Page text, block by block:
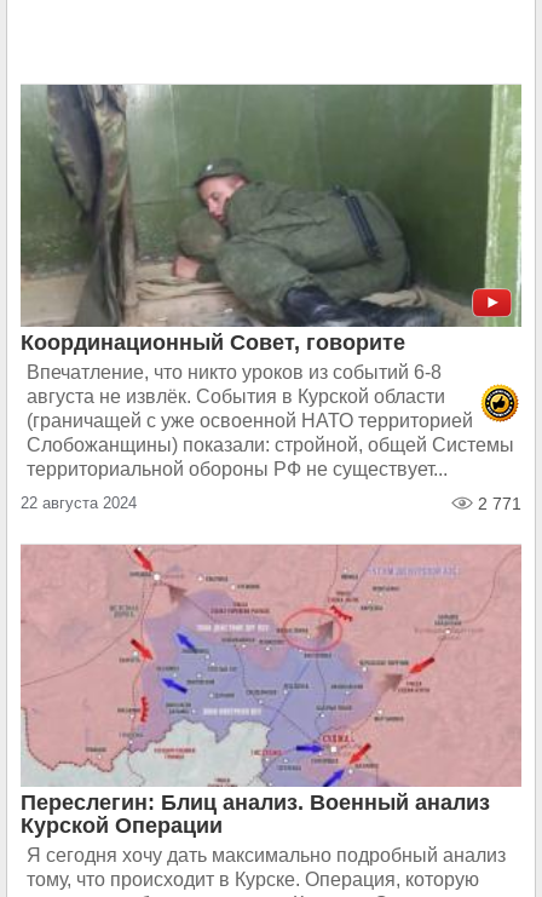
Координационный Совет, говорите
Впечатление, что никто уроков из событий 6-8
августа не извлёк. События в Курской области
(граничащей с уже освоенной НАТО территорией
Слобожанщины) показали: стройной, общей Системы
территориальной обороны РФ не существует...
22 августа 2024 2 771
Переслегин: Блиц анализ. Военный анализ
Курской Операции
Я сегодня хочу дать максимально подробный анализ
тому, что происходит в Курске. Операция, которую